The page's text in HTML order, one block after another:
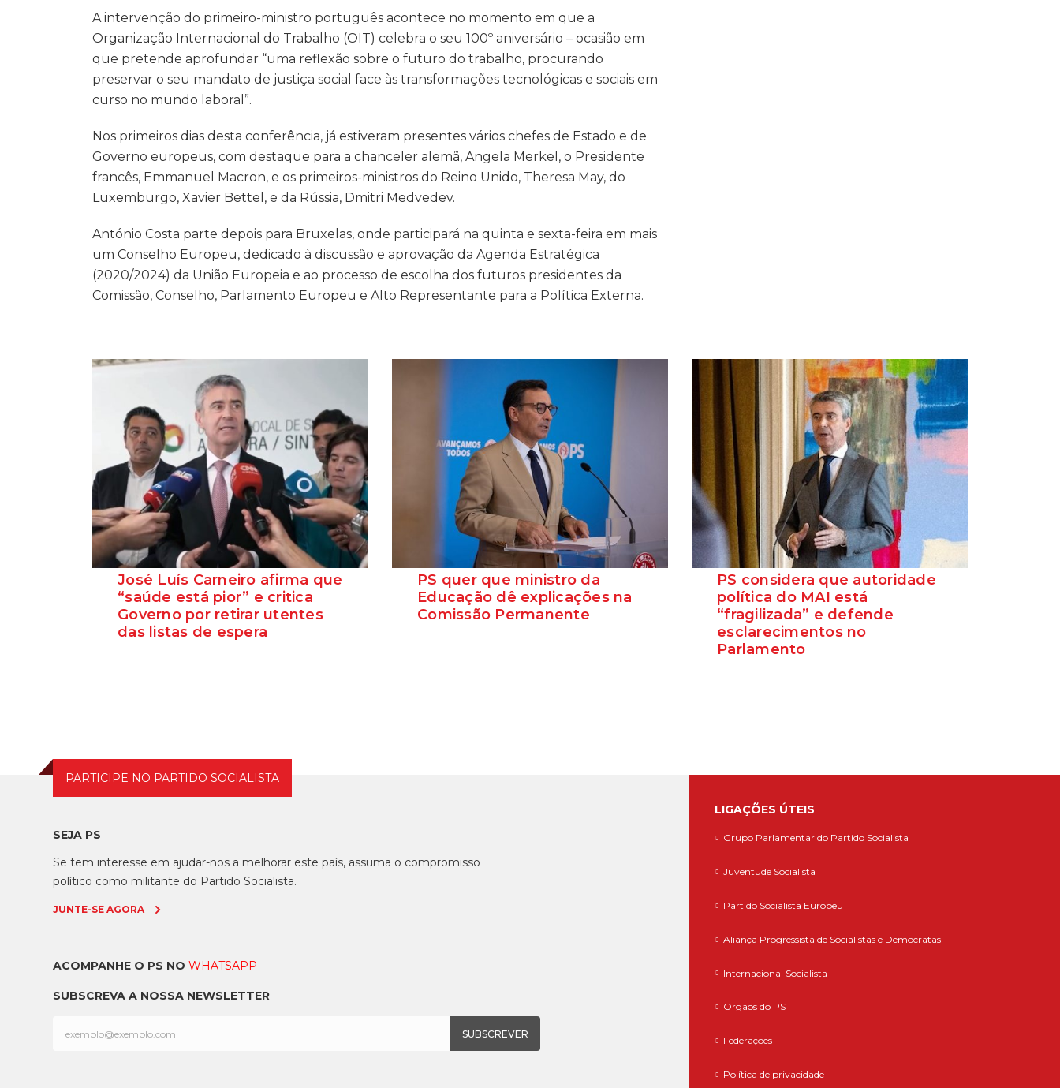
A intervenção do primeiro-ministro português acontece no momento em que a
Organização Internacional do Trabalho (OIT) celebra o seu 100º aniversário – ocasião em
que pretende aprofundar “uma reflexão sobre o futuro do trabalho, procurando
preservar o seu mandato de justiça social face às transformações tecnológicas e sociais em
curso no mundo laboral”.
Nos primeiros dias desta conferência, já estiveram presentes vários chefes de Estado e de
Governo europeus, com destaque para a chanceler alemã, Angela Merkel, o Presidente
francês, Emmanuel Macron, e os primeiros-ministros do Reino Unido, Theresa May, do
Luxemburgo, Xavier Bettel, e da Rússia, Dmitri Medvedev.
António Costa parte depois para Bruxelas, onde participará na quinta e sexta-feira em mais
um Conselho Europeu, dedicado à discussão e aprovação da Agenda Estratégica
(2020/2024) da União Europeia e ao processo de escolha dos futuros presidentes da
Comissão, Conselho, Parlamento Europeu e Alto Representante para a Política Externa.
José Luís Carneiro afirma que
“saúde está pior” e critica
Governo por retirar utentes
das listas de espera
PS quer que ministro da
Educação dê explicações na
Comissão Permanente
PS considera que autoridade
política do MAI está
“fragilizada” e defende
esclarecimentos no
Parlamento
PARTICIPE NO PARTIDO SOCIALISTA
SEJA PS
Se tem interesse em ajudar-nos a melhorar este país, assuma o compromisso
político como militante do Partido Socialista.
JUNTE-SE AGORA
ACOMPANHE O PS NOWHATSAPP
SUBSCREVA A NOSSA NEWSLETTER
LIGAÇÕES ÚTEIS
Grupo Parlamentar do Partido Socialista
Juventude Socialista
Partido Socialista Europeu
Aliança Progressista de Socialistas e Democratas
Internacional Socialista
Orgãos do PS
Federações
Política de privacidade